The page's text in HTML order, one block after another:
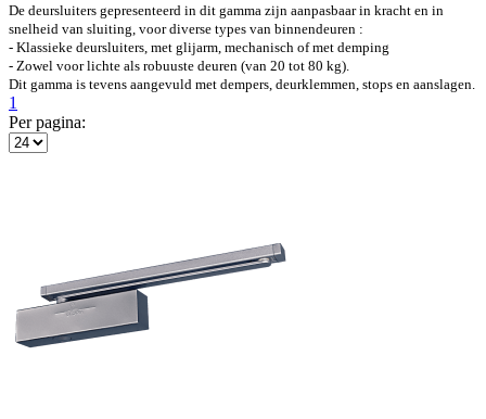
De deursluiters gepresenteerd in dit gamma zijn aanpasbaar in kracht en in
snelheid van sluiting, voor diverse types van binnendeuren :
- Klassieke deursluiters, met glijarm, mechanisch of met demping
- Zowel voor lichte als robuuste deuren (van 20 tot 80 kg).
Dit gamma is tevens aangevuld met dempers, deurklemmen, stops en aanslagen.
1
Per pagina: